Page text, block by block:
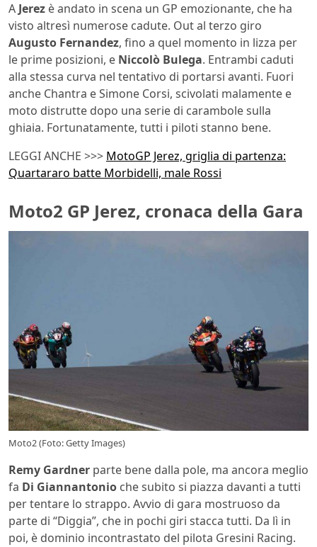
A Jerez è andato in scena un GP emozionante, che ha
visto altresì numerose cadute. Out al terzo giro
Augusto Fernandez, fino a quel momento in lizza per
le prime posizioni, e Niccolò Bulega. Entrambi caduti
alla stessa curva nel tentativo di portarsi avanti. Fuori
anche Chantra e Simone Corsi, scivolati malamente e
moto distrutte dopo una serie di carambole sulla
ghiaia. Fortunatamente, tutti i piloti stanno bene.
LEGGI ANCHE >>> MotoGP Jerez, griglia di partenza:
Quartararo batte Morbidelli, male Rossi
Moto2 GP Jerez, cronaca della Gara
Moto2 (Foto: Getty Images)
Remy Gardner parte bene dalla pole, ma ancora meglio
fa Di Giannantonio che subito si piazza davanti a tutti
per tentare lo strappo. Avvio di gara mostruoso da
parte di “Diggia”, che in pochi giri stacca tutti. Da lì in
poi, è dominio incontrastato del pilota Gresini Racing.